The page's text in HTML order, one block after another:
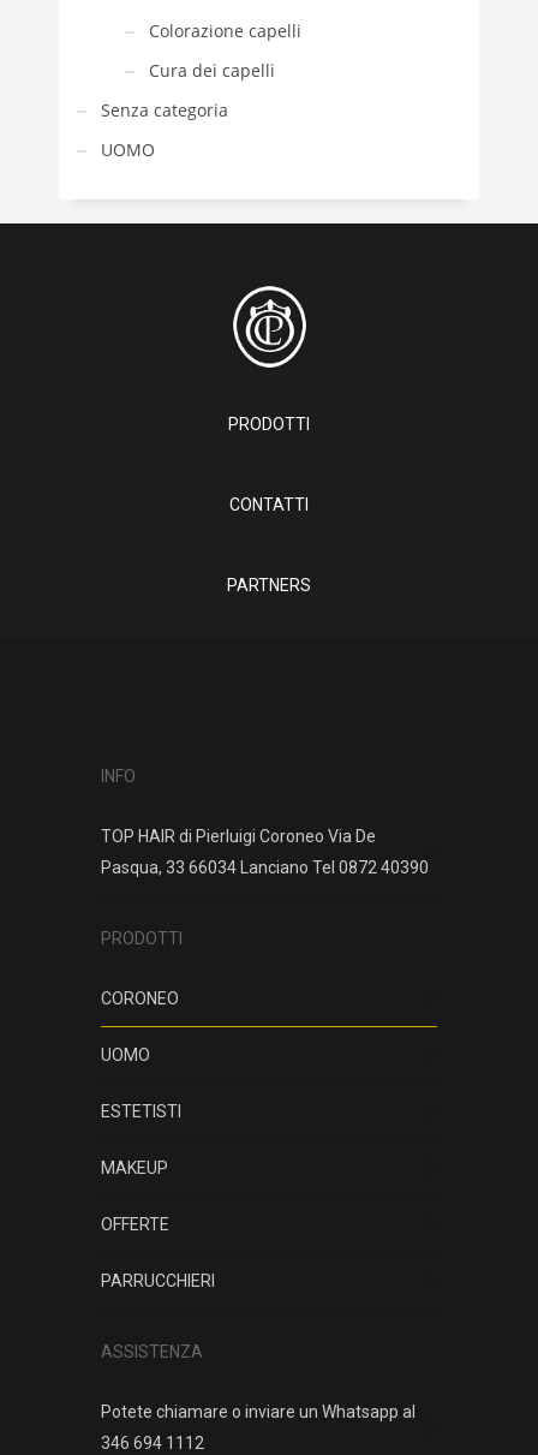
Colorazione capelli
Cura dei capelli
Senza categoria
UOMO
PRODOTTI
CONTATTI
PARTNERS
INFO
TOP HAIR di Pierluigi Coroneo Via De
Pasqua, 33 66034 Lanciano Tel 0872 40390
PRODOTTI
CORONEO
UOMO
ESTETISTI
MAKEUP
OFFERTE
PARRUCCHIERI
ASSISTENZA
Potete chiamare o inviare un Whatsapp al
346 694 1112